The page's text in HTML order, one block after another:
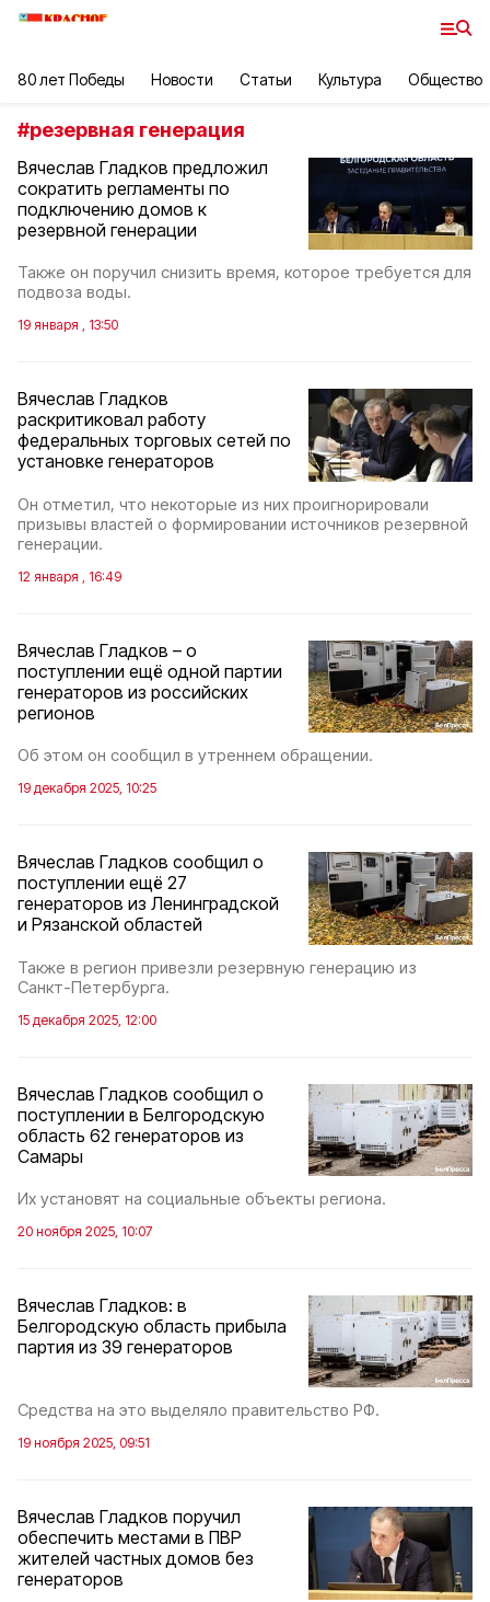
80 лет Победы Новости Статьи Культура Общество
#резервная генерация
Вячеслав Гладков предложил
сократить регламенты по
подключению домов к
резервной генерации
Также он поручил снизить время, которое требуется для
подвоза воды.
19 января , 13:50
Вячеслав Гладков
раскритиковал работу
федеральных торговых сетей по
установке генераторов
Он отметил, что некоторые из них проигнорировали
призывы властей о формировании источников резервной
генерации.
12 января , 16:49
Вячеслав Гладков – о
поступлении ещё одной партии
генераторов из российских
регионов
Об этом он сообщил в утреннем обращении.
19 декабря 2025, 10:25
Вячеслав Гладков сообщил о
поступлении ещё 27
генераторов из Ленинградской
и Рязанской областей
Также в регион привезли резервную генерацию из
Санкт-Петербурга.
15 декабря 2025, 12:00
Вячеслав Гладков сообщил о
поступлении в Белгородскую
область 62 генераторов из
Самары
Их установят на социальные объекты региона.
20 ноября 2025, 10:07
Вячеслав Гладков: в
Белгородскую область прибыла
партия из 39 генераторов
Средства на это выделяло правительство РФ.
19 ноября 2025, 09:51
Вячеслав Гладков поручил
обеспечить местами в ПВР
жителей частных домов без
генераторов